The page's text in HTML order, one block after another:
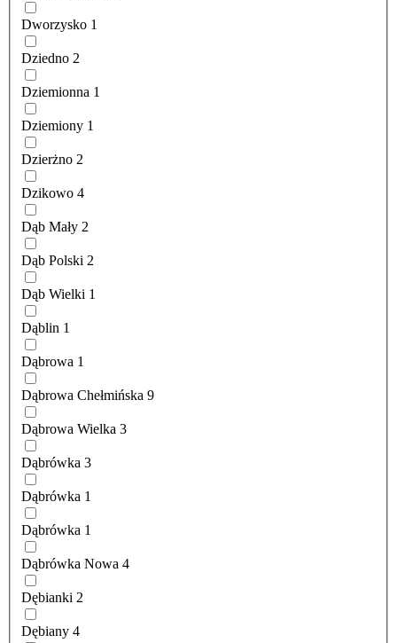
Dworzysko 1
Dziedno 2
Dziemionna 1
Dziemiony 1
Dzierżno 2
Dzikowo 4
Dąb Mały 2
Dąb Polski 2
Dąb Wielki 1
Dąblin 1
Dąbrowa 1
Dąbrowa Chełmińska 9
Dąbrowa Wielka 3
Dąbrówka 3
Dąbrówka 1
Dąbrówka 1
Dąbrówka Nowa 4
Dębianki 2
Dębiany 4